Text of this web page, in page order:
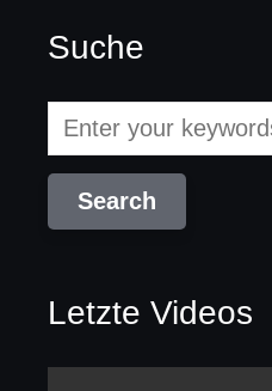
Suche
Letzte Videos